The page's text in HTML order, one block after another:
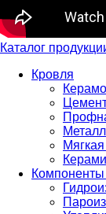
Каталог
Кровля